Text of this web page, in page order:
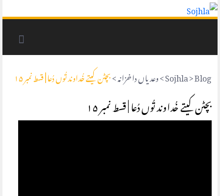
Sojhla>Blog
>وعد یاں دا خزانہ>بچٹن کیتے خُداوند تُوں دُعا | قسط نمبر ۱۵
بچٹن کیتے خُداوند تُوں دُعا | قسط نمبر ۱۵